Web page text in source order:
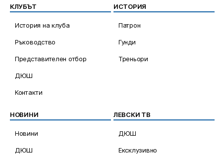
КЛУБЪТ
История на клуба
Ръководство
Представителен отбор
ДЮШ
Контакти
ИСТОРИЯ
Патрон
Гунди
Треньори
НОВИНИ
Новини
ДЮШ
ЛЕВСКИ ТВ
ДЮШ
Ексклузивно